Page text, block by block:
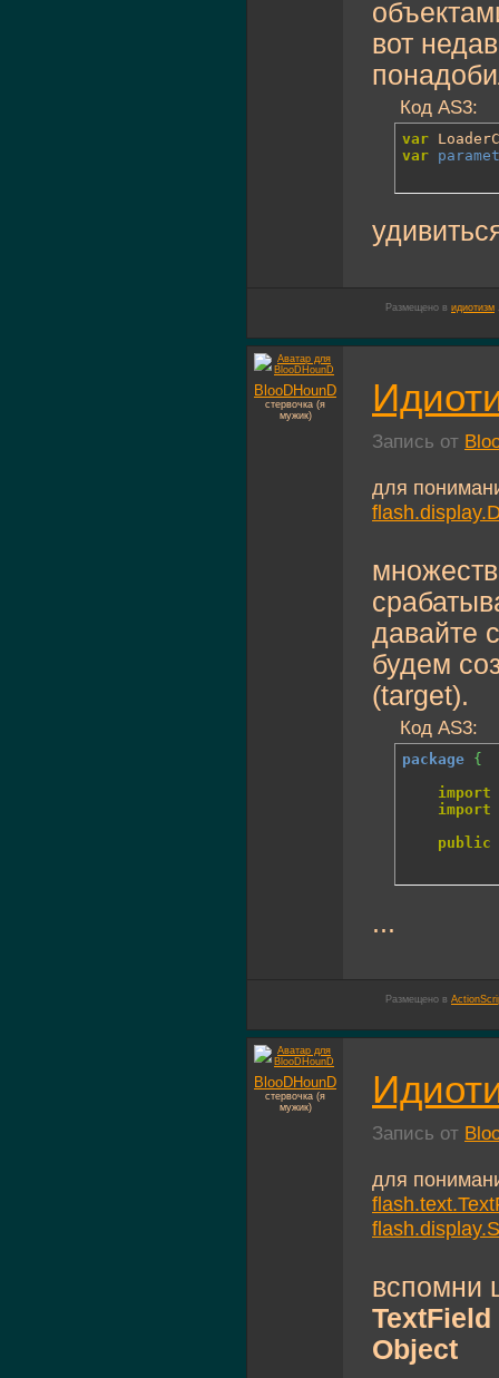
вот
Код AS3:
var
var
Размещено в идиотизм
BlooDHounD
стервочка (я
мужик)
Запись от
для
давайте
будем
(target).
Код AS3:
package {
import
import
public
...
Размещено в
BlooDHounD
стервочка (я
мужик)
Запись от
для
вспомни
Object